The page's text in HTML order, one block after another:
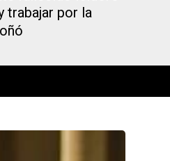
trabajar por la